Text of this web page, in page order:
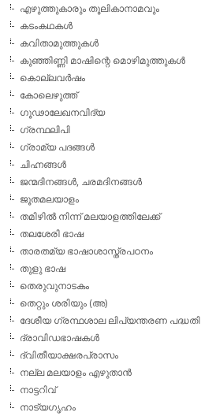
എഴുത്തുകാരും തൂലികാനാമവും
കടംകഥകള്‍
കവിതാമുത്തുകള്‍
കുഞ്ഞിണ്ണി മാഷിന്റെ മൊഴിമുത്തുകള്‍
കൊല്ലവര്‍ഷം
കോലെഴുത്ത്
ഗൂഢാലേഖനവിദ്യ
ഗ്രന്ഥലിപി
ഗ്രാമ്യ പദങ്ങള്‍
ചിഹ്നങ്ങള്‍
ജന്മദിനങ്ങള്‍, ചരമദിനങ്ങള്‍
ജൂതമലയാളം
തമിഴില്‍ നിന്ന് മലയാളത്തിലേക്ക്
തലശേരി ഭാഷ
താരതമ്യ ഭാഷാശാസ്ത്രപഠനം
തുളു ഭാഷ
തെരുവുനാടകം
തെറ്റും ശരിയും (അ)
ദേശീയ ഗ്രന്ഥശാല ലിപ്യന്തരണ പദ്ധതി
ദ്രാവിഡഭാഷകള്‍
ദ്വിതീയാക്ഷരപ്രാസം
നല്ല മലയാളം എഴുതാന്‍
നാട്ടറിവ്
നാട്യഗൃഹം